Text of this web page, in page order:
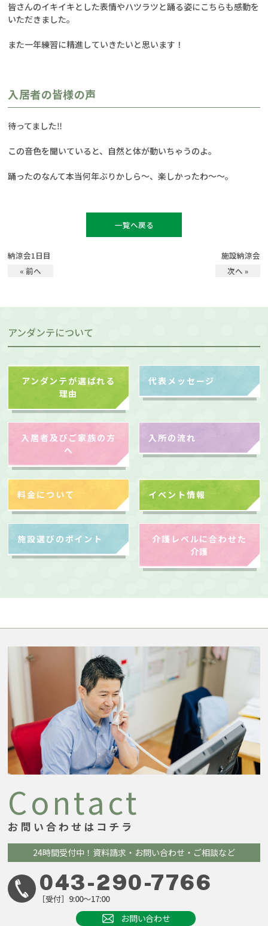
皆さんのイキイキとした表情やハツラツと踊る姿にこちらも感動を
いただきました。
また一年練習に精進していきたいと思います！
入居者の皆様の声
待ってました‼
この音色を聞いていると、自然と体が動いちゃうのよ。
踊ったのなんて本当何年ぶりかしら～、楽しかったわ～～。
納涼会1日目
« 前へ
一覧へ戻る
施設納涼会
次へ »
アンダンテについて
アンダンテが選ばれる
理由
代表メッセージ
入居者及びご家族の方
へ
入所の流れ
料金について イベント情報
施設選びのポイント
介護レベルに合わせた
介護
Contact
お問い合わせはコチラ
24時間受付中！ 資料請求・お問い合わせ・ご相談など
043-290-7766
［受付］9:00～17:00
お問い合わせ